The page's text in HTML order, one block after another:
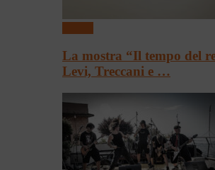
La mostra “Il tempo del
Levi, Treccani e …